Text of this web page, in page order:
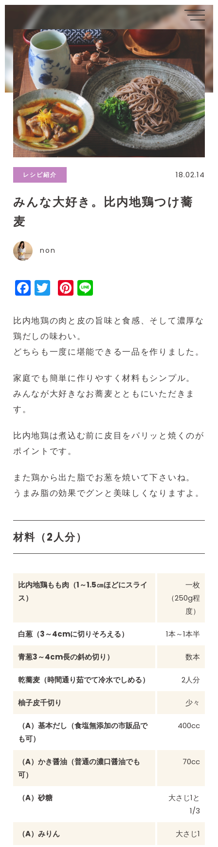
レシピ紹介 18.02.14
みんな大好き。比内地鶏つけ蕎
麦
non
Facebook
TwitterPinterest
Line
比内地鶏の肉と皮の旨味と食感、そして濃厚な
鶏だしの味わい。
どちらも一度に堪能できる一品を作りました。
家庭でも簡単に作りやすく材料もシンプル。
みんなが大好きなお蕎麦とともにいただきま
す。
比内地鶏は煮込む前に皮目をパリッと焼くのが
ポイントです。
また鶏から出た脂でお葱を焼いて下さいね。
うまみ脂の効果でグンと美味しくなりますよ。
材料（2人分）
比内地鶏もも肉（1～1.5㎝ほどにスライ
ス）
一枚
（250g程
度）
白葱（3～4cmに切りそろえる） 1本～1本半
青葱3～4cm長の斜め切り） 数本
乾蕎麦（時間通り茹でて冷水でしめる） 2人分
柚子皮千切り 少々
（A）基本だし（食塩無添加の市販品で
も可）
400cc
（A）かき醤油（普通の濃口醤油でも
可）
70cc
（A）砂糖
大さじ1と
1/3
（A）みりん 大さじ1